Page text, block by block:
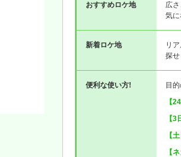
おすすめロケ地
広
気
新着ロケ地
リ
探
便利な使い方!
目
【
【
【
【